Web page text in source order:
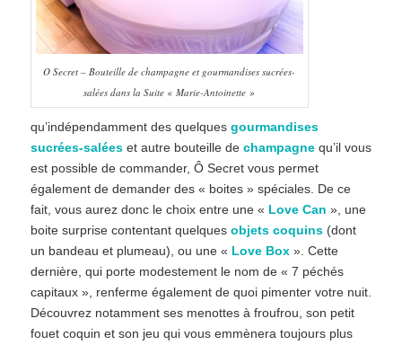
O Secret – Bouteille de champagne et gourmandises sucrées-
salées dans la Suite « Marie-Antoinette »
qu’indépendamment des quelques gourmandises
sucrées-saléeset autre bouteille de champagnequ’il vous
est possible de commander, Ô Secret vous permet
également de demander des « boites » spéciales. De ce
fait, vous aurez donc le choix entre une « Love Can », une
boite surprise contentant quelques objets coquins(dont
un bandeau et plumeau), ou une « Love Box». Cette
dernière, qui porte modestement le nom de « 7 péchés
capitaux », renferme également de quoi pimenter votre nuit.
Découvrez notamment ses menottes à froufrou, son petit
fouet coquin et son jeu qui vous emmènera toujours plus